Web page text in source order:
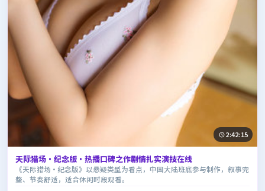
2:42:15
天际猎场·纪念版·热播口碑之作剧情扎实演技在线
《天际猎场·纪念版》以悬疑类型为看点，中国大陆班底参与制作，叙事完
整、节奏舒适，适合休闲时段观看。